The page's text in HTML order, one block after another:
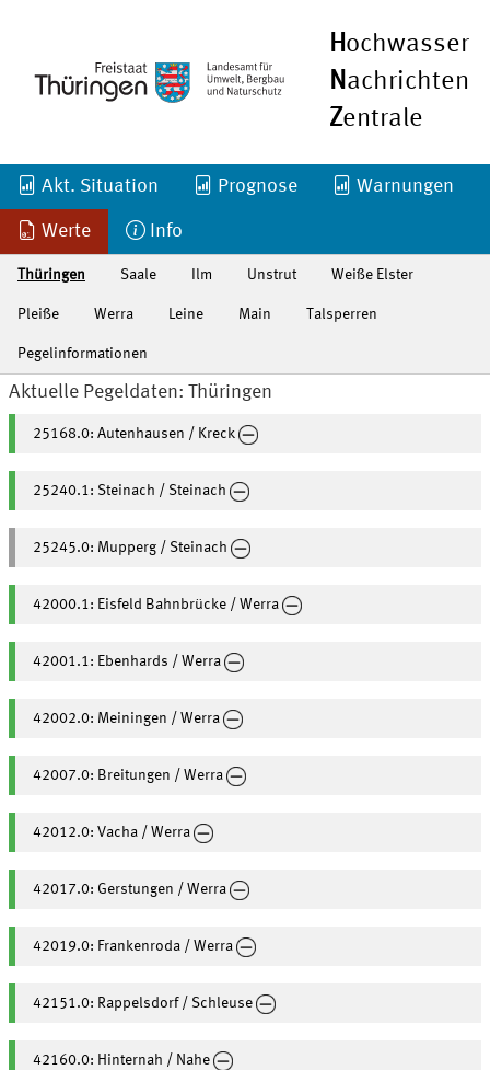
Hochwasser
Nachrichten
Zentrale
Akt. Situation Prognose Warnungen
Werte Info
Thüringen Saale Ilm Unstrut Weiße Elster
Pleiße Werra Leine Main Talsperren
Pegelinformationen
Aktuelle Pegeldaten: Thüringen
25168.0: Autenhausen / Kreck
25240.1: Steinach / Steinach
25245.0: Mupperg / Steinach
42000.1: Eisfeld Bahnbrücke / Werra
42001.1: Ebenhards / Werra
42002.0: Meiningen / Werra
42007.0: Breitungen / Werra
42012.0: Vacha / Werra
42017.0: Gerstungen / Werra
42019.0: Frankenroda / Werra
42151.0: Rappelsdorf / Schleuse
42160.0: Hinternah / Nahe